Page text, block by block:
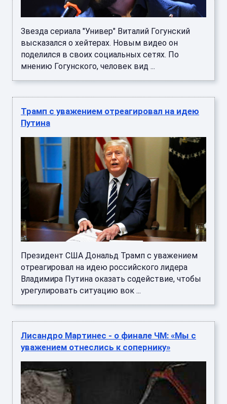
Звезда сериала "Универ" Виталий Гогунский
высказался о хейтерах. Новым видео он
поделился в своих социальных сетях. По
мнению Гогунского, человек вид ...
Трамп с уважением отреагировал на идею
Путина
Президент США Дональд Трамп с уважением
отреагировал на идею российского лидера
Владимира Путина оказать содействие, чтобы
урегулировать ситуацию вок ...
Лисандро Мартинес - о финале ЧМ: «Мы с
уважением отнеслись к сопернику»